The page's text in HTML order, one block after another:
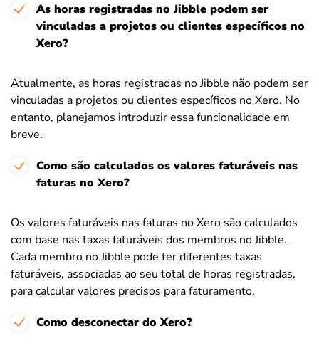
As horas registradas no Jibble podem ser
vinculadas a projetos ou clientes específicos no
Xero?
Atualmente, as horas registradas no Jibble não podem ser
vinculadas a projetos ou clientes específicos no Xero. No
entanto, planejamos introduzir essa funcionalidade em
breve.
Como são calculados os valores faturáveis nas
faturas no Xero?
Os valores faturáveis nas faturas no Xero são calculados
com base nas taxas faturáveis dos membros no Jibble.
Cada membro no Jibble pode ter diferentes taxas
faturáveis, associadas ao seu total de horas registradas,
para calcular valores precisos para faturamento.
Como desconectar do Xero?